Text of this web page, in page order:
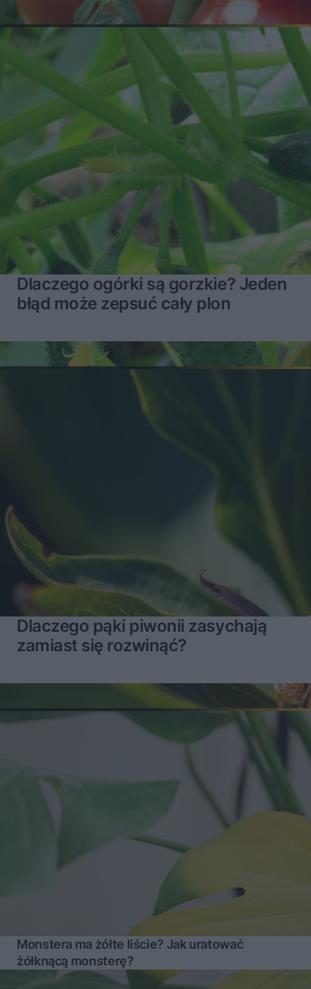
Dlaczego ogórki są gorzkie? Jeden
błąd może zepsuć cały plon
Dlaczego pąki piwonii zasychają
zamiast się rozwinąć?
Monstera ma żółte liście? Jak uratować
żółknącą monsterę?